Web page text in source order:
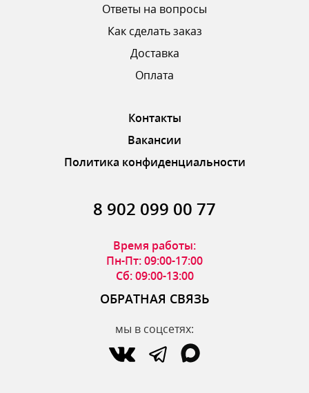
ОТПРАВИТЬ ОТЗЫВ
Ответы на вопросы
Как сделать заказ
Доставка
Оплата
Контакты
Вакансии
Политика конфиденциальности
8 902 099 00 77
Время работы:
Пн-Пт: 09:00-17:00
Сб: 09:00-13:00
ОБРАТНАЯ СВЯЗЬ
мы в соцсетях: